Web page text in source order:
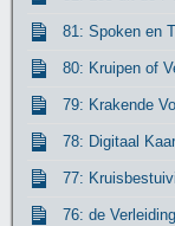
81: Spoken en
80: Kruipen of
79: Krakende
78: Digitaal
77:
76: de Verleiding